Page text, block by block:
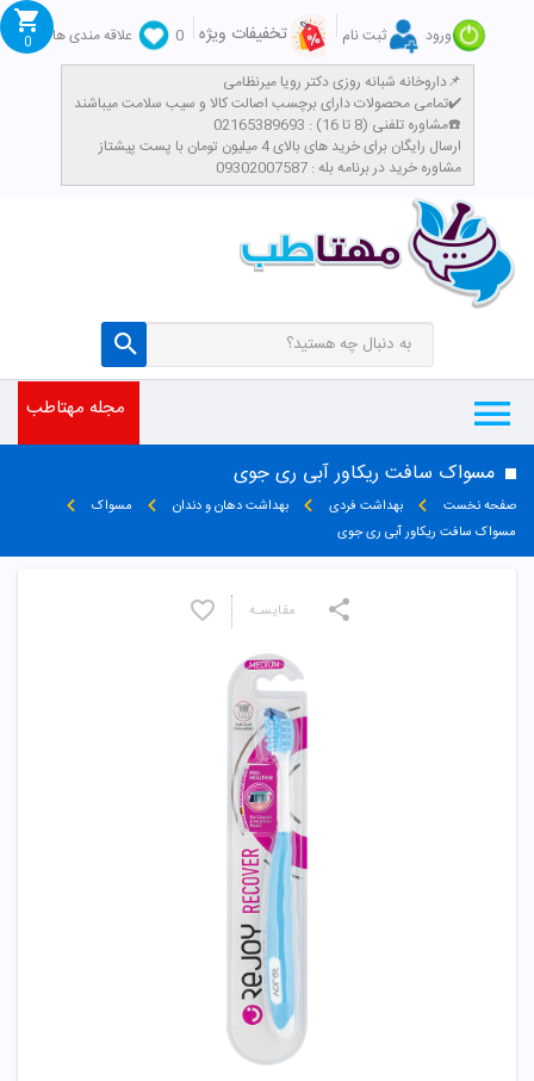
ورود ثبت نام تخفیفات ویژه 0
علاقه مندی ها
داروخانه شبانه روزی دکتر رویا میرنظامی📌
تمامی محصولات دارای برچسب اصالت کالا و سیب سلامت میباشند✔️
مشاوره تلفنی (8 تا 16) : 02165389693☎️
​ارسال رایگان برای خرید های بالای 4 میلیون تومان با پست پیشتاز
مشاوره خرید در برنامه بله : 09302007587
0
مجله مهتاطب
مسواک سافت ریکاور آبی ری جوی
صفحه نخست بهداشت فردی بهداشت دهان و دندان
مسواک
مسواک سافت ریکاور آبی ری جوی
مقایسـه